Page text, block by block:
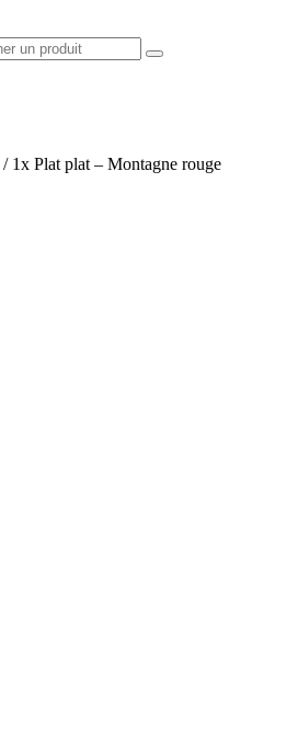
/ 1x Plat plat – Montagne rouge